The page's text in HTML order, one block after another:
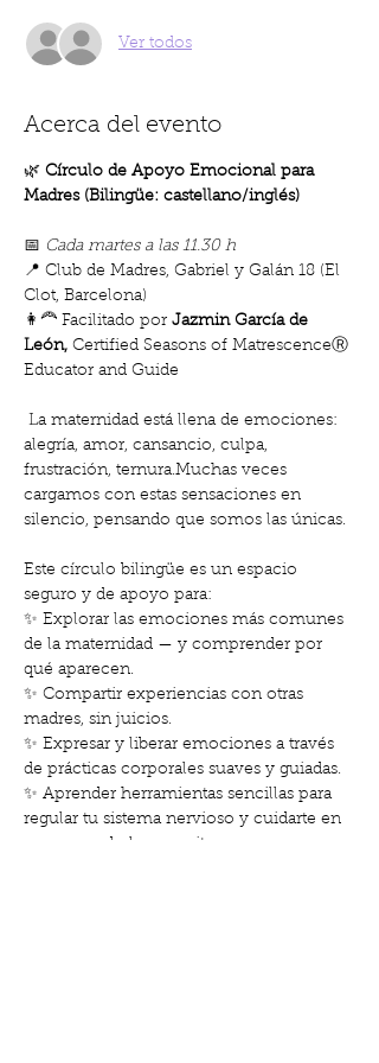
Ver todos
Acerca del evento
🌿 Círculo de Apoyo Emocional para
Madres (Bilingüe: castellano/inglés)
📅 Cada martes a las 11.30 h
📍 Club de Madres, Gabriel y Galán 18 (El
Clot, Barcelona)
👩‍🦰 Facilitado por Jazmin García de
León, Certified Seasons of MatrescenceⓇ
Educator and Guide
alegría, amor, cansancio, culpa,
frustración, ternura.Muchas veces
cargamos con estas sensaciones en
silencio, pensando que somos las únicas.
Este círculo bilingüe es un espacio
seguro y de apoyo para:
✨ Explorar las emociones más comunes
de la maternidad — y comprender por
qué aparecen.
✨ Compartir experiencias con otras
madres, sin juicios.
✨ Expresar y liberar emociones a través
de prácticas corporales suaves y guiadas.
✨ Aprender herramientas sencillas para
regular tu sistema nervioso y cuidarte en
casa, cuando lo necesites.